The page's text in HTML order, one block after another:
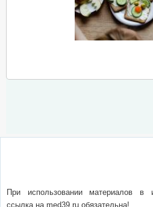
При использовании материалов в
ссылка на med39.ru обязательна!